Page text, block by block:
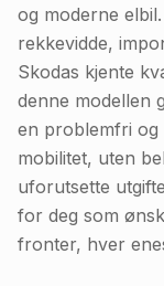
og moderne
rekkevidde,
Skodas kjente
denne modellen
en problemfri og
mobilitet, uten
uforutsette
for deg som
fronter, hver